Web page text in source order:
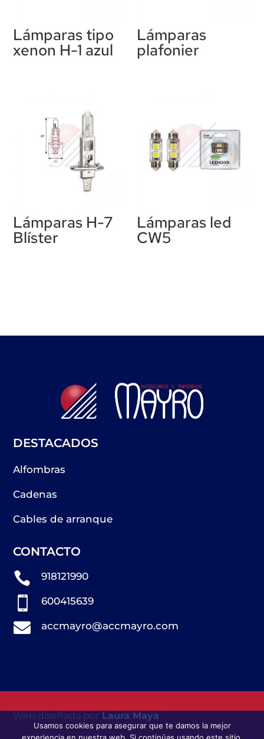
Lámparas tipo
xenon H-1 azul
Lámparas
plafonier
Lámparas H-7
Blíster
Lámparas led
CW5
DESTACADOS
Alfombras
Cadenas
Cables de arranque
CONTACTO
 918121990
 600415639
 accmayro@accmayro.com
Web diseñada por Laura Maya
Usamos cookies para asegurar que te damos la mejor